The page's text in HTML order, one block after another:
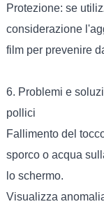
Protezione: se
considerazione
film per prevenire
6. Problemi e
pollici
Fallimento del
sporco o acqua
lo schermo.
Visualizza